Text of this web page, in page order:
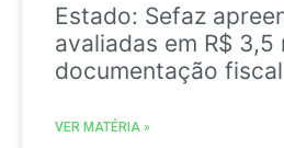
Estado: Sefaz
avaliadas em R$ 3,5
documentação fiscal
VER MATÉRIA »